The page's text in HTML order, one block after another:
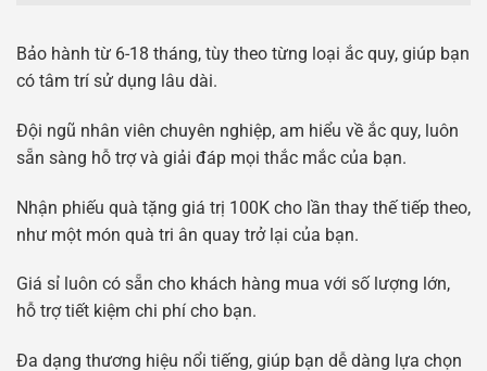
Bảo hành từ 6-18 tháng, tùy theo từng loại ắc quy, giúp bạn
có tâm trí sử dụng lâu dài.
Đội ngũ nhân viên chuyên nghiệp, am hiểu về ắc quy, luôn
sẵn sàng hỗ trợ và giải đáp mọi thắc mắc của bạn.
Nhận phiếu quà tặng giá trị 100K cho lần thay thế tiếp theo,
như một món quà tri ân quay trở lại của bạn.
Giá sỉ luôn có sẵn cho khách hàng mua với số lượng lớn,
hỗ trợ tiết kiệm chi phí cho bạn.
Đa dạng thương hiệu nổi tiếng, giúp bạn dễ dàng lựa chọn